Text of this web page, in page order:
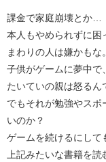
課金で家庭崩壊とか…
本人もやめられずに困
まわりの人は嫌かもな。
子供がゲームに夢中で
たいていの親は怒るん
でもそれが勉強やスポ
いのか？
ゲームを続けるにして
上記みたいな書籍を読